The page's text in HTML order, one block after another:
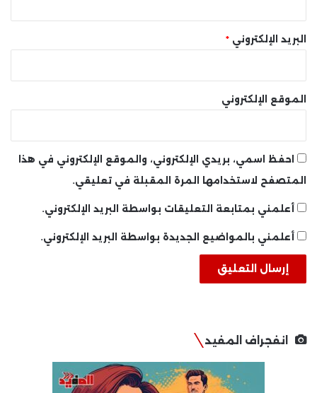
البريد الإلكتروني *
الموقع الإلكتروني
احفظ اسمي، بريدي الإلكتروني، والموقع الإلكتروني في هذا
المتصفح لاستخدامها المرة المقبلة في تعليقي.
أعلمني بمتابعة التعليقات بواسطة البريد الإلكتروني.
أعلمني بالمواضيع الجديدة بواسطة البريد الإلكتروني.
انفجراف المفيد